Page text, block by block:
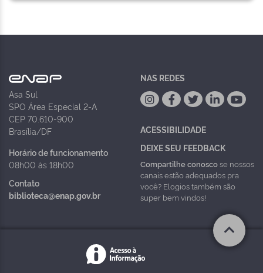
Asa Sul
SPO Área Especial 2-A
CEP 70.610-900
Brasília/DF
Horário de funcionamento
08h00 às 18h00
Contato
biblioteca@enap.gov.br
NAS REDES
ACESSIBILIDADE
DEIXE SEU FEEDBACK
Compartilhe conoscose nossos
canais estão adequados pra
você? Elogios também são
super bem vindos!